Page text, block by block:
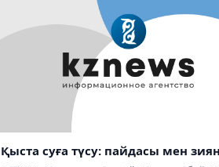
Қыста суға түсу: пайдасы мен